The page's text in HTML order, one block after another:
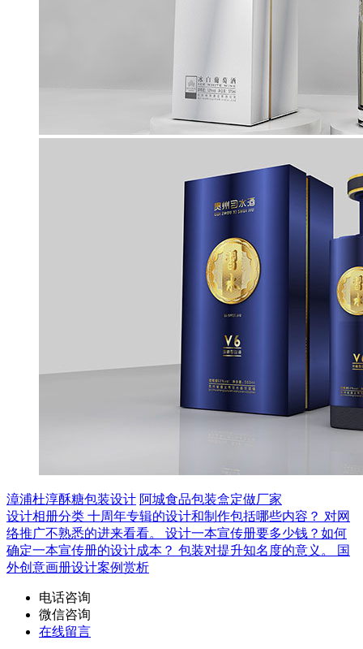
漳浦杜淳酥糖包装设计 阿城食品包装盒定做厂家
设计相册分类 十周年专辑的设计和制作包括哪些内容？ 对网
络推广不熟悉的进来看看。 设计一本宣传册要多少钱？如何
确定一本宣传册的设计成本？ 包装对提升知名度的意义。
国
外创意画册设计案例赏析
电话咨询
微信咨询
在线留言